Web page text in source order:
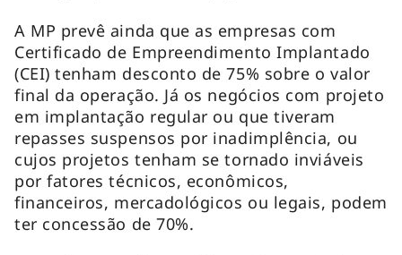
A MP prevê ainda que as empresas com
Certificado de Empreendimento Implantado
(CEI) tenham desconto de 75% sobre o valor
final da operação. Já os negócios com projeto
em implantação regular ou que tiveram
repasses suspensos por inadimplência, ou
cujos projetos tenham se tornado inviáveis
por fatores técnicos, econômicos,
financeiros, mercadológicos ou legais, podem
ter concessão de 70%.